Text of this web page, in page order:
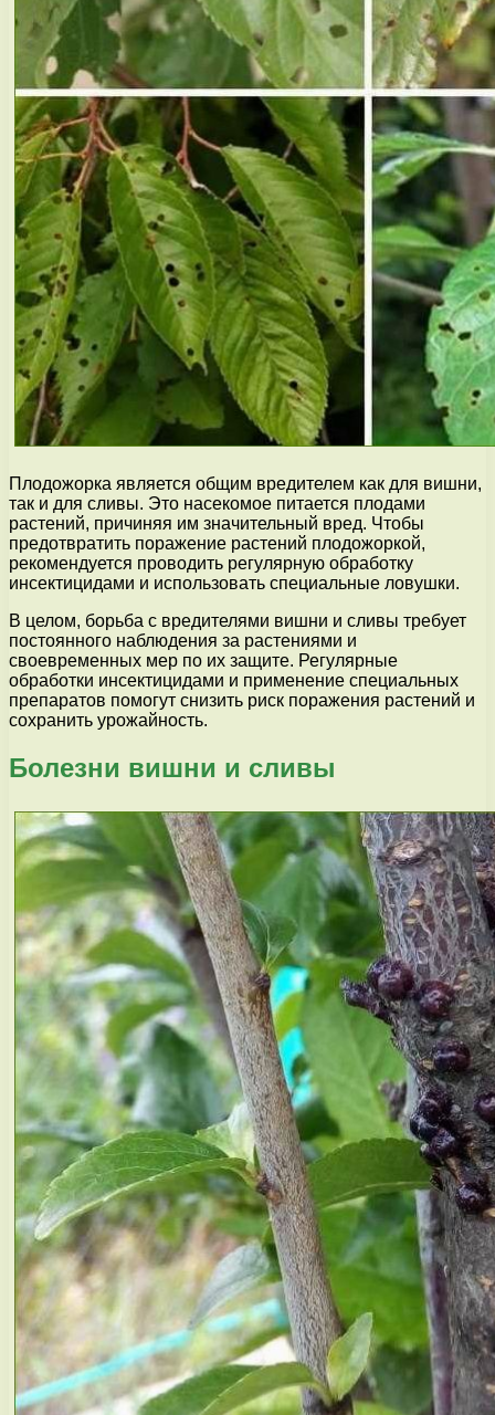
Плодожорка является общим вредителем как для вишни,
так и для сливы. Это насекомое питается плодами
растений, причиняя им значительный вред. Чтобы
предотвратить поражение растений плодожоркой,
рекомендуется проводить регулярную обработку
инсектицидами и использовать специальные ловушки.
В целом, борьба с вредителями вишни и сливы требует
постоянного наблюдения за растениями и
своевременных мер по их защите. Регулярные
обработки инсектицидами и применение специальных
препаратов помогут снизить риск поражения растений и
сохранить урожайность.
Болезни вишни и сливы